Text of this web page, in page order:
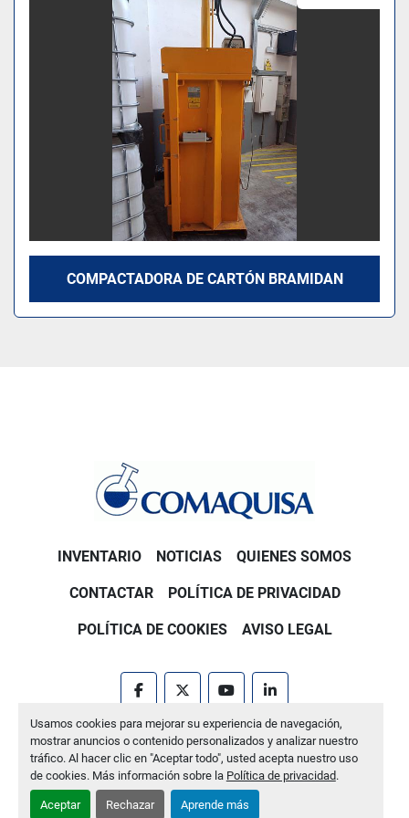
Usamos cookies para mejorar su experiencia de navegación,
mostrar anuncios o contenido personalizados y analizar nuestro
tráfico. Al hacer clic en "Aceptar todo", usted acepta nuestro uso
de cookies. Más información sobre la Política de privacidad.
Aceptar Rechazar Aprende más
COMPACTADORA DE CARTÓN BRAMIDAN
INVENTARIO NOTICIAS QUIENES SOMOS
CONTACTAR POLÍTICA DE PRIVACIDAD
POLÍTICA DE COOKIES AVISO LEGAL
facebooktwitter youtubelinkedin
Machinio Systemsitio web deMachinio
Administrar cookies